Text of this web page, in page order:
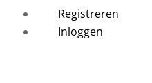
Registreren
Inloggen